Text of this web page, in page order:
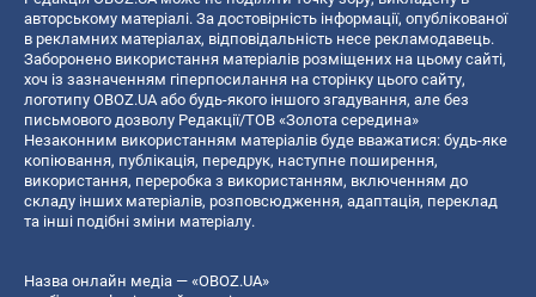
авторському матеріалі. За достовірність інформації, опублікованої
в рекламних матеріалах, відповідальність несе рекламодавець.
Заборонено використання матеріалів розміщених на цьому сайті,
хоч із зазначенням гіперпосилання на сторінку цього сайту,
логотипу OBOZ.UA або будь-якого іншого згадування, але без
письмового дозволу Редакції/ТОВ «Золота середина»
Незаконним використанням матеріалів буде вважатися: будь-яке
копiювання, публiкацiя, передрук, наступне поширення,
використання, переробка з використанням, включенням до
складу інших матеріалів, розповсюдження, адаптація, переклад
та інші подібні зміни матеріалу.
Назва онлайн медіа — «OBOZ.UA»